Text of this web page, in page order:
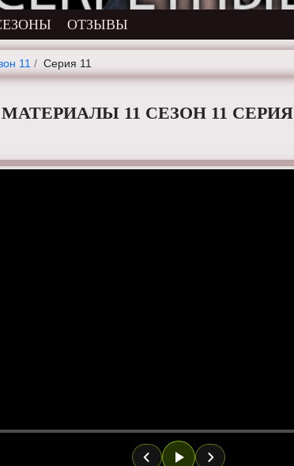
ОТЗЫВЫ
11 Серия 11
11 СЕЗОН 11 СЕРИЯ